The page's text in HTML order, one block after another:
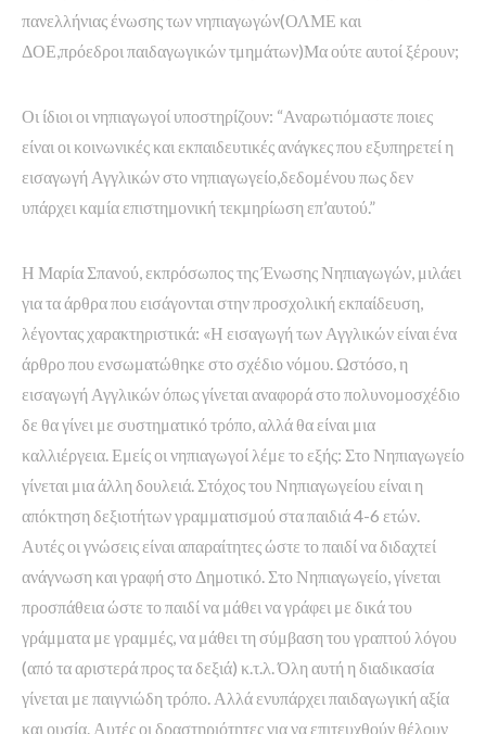
πανελλήνιας ένωσης των νηπιαγωγών(ΟΛΜΕ και
ΔΟΕ,πρόεδροι παιδαγωγικών τμημάτων)Μα ούτε αυτοί ξέρουν;
Οι ίδιοι οι νηπιαγωγοί υποστηρίζουν: “Αναρωτιόμαστε ποιες
είναι οι κοινωνικές και εκπαιδευτικές ανάγκες που εξυπηρετεί η
εισαγωγή Αγγλικών στο νηπιαγωγείο,δεδομένου πως δεν
υπάρχει καμία επιστημονική τεκμηρίωση επ’αυτού.”
Η Μαρία Σπανού, εκπρόσωπος της Ένωσης Νηπιαγωγών, μιλάει
για τα άρθρα που εισάγονται στην προσχολική εκπαίδευση,
λέγοντας χαρακτηριστικά: «Η εισαγωγή των Αγγλικών είναι ένα
άρθρο που ενσωματώθηκε στο σχέδιο νόμου. Ωστόσο, η
εισαγωγή Αγγλικών όπως γίνεται αναφορά στο πολυνομοσχέδιο
δε θα γίνει με συστηματικό τρόπο, αλλά θα είναι μια
καλλιέργεια. Εμείς οι νηπιαγωγοί λέμε το εξής: Στο Νηπιαγωγείο
γίνεται μια άλλη δουλειά. Στόχος του Νηπιαγωγείου είναι η
απόκτηση δεξιοτήτων γραμματισμού στα παιδιά 4-6 ετών.
Αυτές οι γνώσεις είναι απαραίτητες ώστε το παιδί να διδαχτεί
ανάγνωση και γραφή στο Δημοτικό. Στο Νηπιαγωγείο, γίνεται
προσπάθεια ώστε το παιδί να μάθει να γράφει με δικά του
γράμματα με γραμμές, να μάθει τη σύμβαση του γραπτού λόγου
(από τα αριστερά προς τα δεξιά) κ.τ.λ. Όλη αυτή η διαδικασία
γίνεται με παιγνιώδη τρόπο. Αλλά ενυπάρχει παιδαγωγική αξία
και ουσία. Αυτές οι δραστηριότητες για να επιτευχθούν θέλουν